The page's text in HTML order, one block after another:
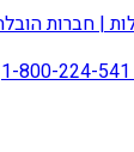
1-800-224-541